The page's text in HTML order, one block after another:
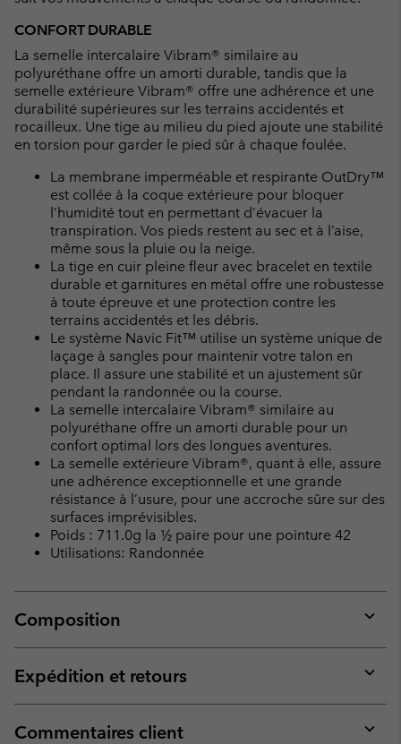
CONFORT DURABLE
La semelle intercalaire Vibram® similaire au
polyuréthane offre un amorti durable, tandis que la
semelle extérieure Vibram® offre une adhérence et une
durabilité supérieures sur les terrains accidentés et
rocailleux. Une tige au milieu du pied ajoute une stabilité
en torsion pour garder le pied sûr à chaque foulée.
La membrane imperméable et respirante OutDry™
est collée à la coque extérieure pour bloquer
l’humidité tout en permettant d’évacuer la
transpiration. Vos pieds restent au sec et à l’aise,
même sous la pluie ou la neige.
La tige en cuir pleine fleur avec bracelet en textile
durable et garnitures en métal offre une robustesse
à toute épreuve et une protection contre les
terrains accidentés et les débris.
Le système Navic Fit™ utilise un système unique de
laçage à sangles pour maintenir votre talon en
place. Il assure une stabilité et un ajustement sûr
pendant la randonnée ou la course.
La semelle intercalaire Vibram® similaire au
polyuréthane offre un amorti durable pour un
confort optimal lors des longues aventures.
La semelle extérieure Vibram®, quant à elle, assure
une adhérence exceptionnelle et une grande
résistance à l’usure, pour une accroche sûre sur des
surfaces imprévisibles.
Poids : 711.0g la ½ paire pour une pointure 42
Utilisations: Randonnée
Composition
or
Expédition et retours
or
Commentaires client